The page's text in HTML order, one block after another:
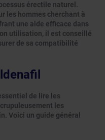
érectile naturel.
les hommes cherchant à
une aide efficace dans
utilisation, il est conseillé
de sa compatibilité
de lire les
les
Voici un guide général